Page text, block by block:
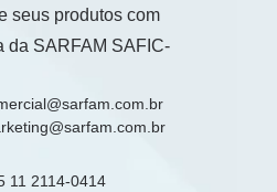
seus produtos com
da SARFAM SAFIC-
11 2114-0414